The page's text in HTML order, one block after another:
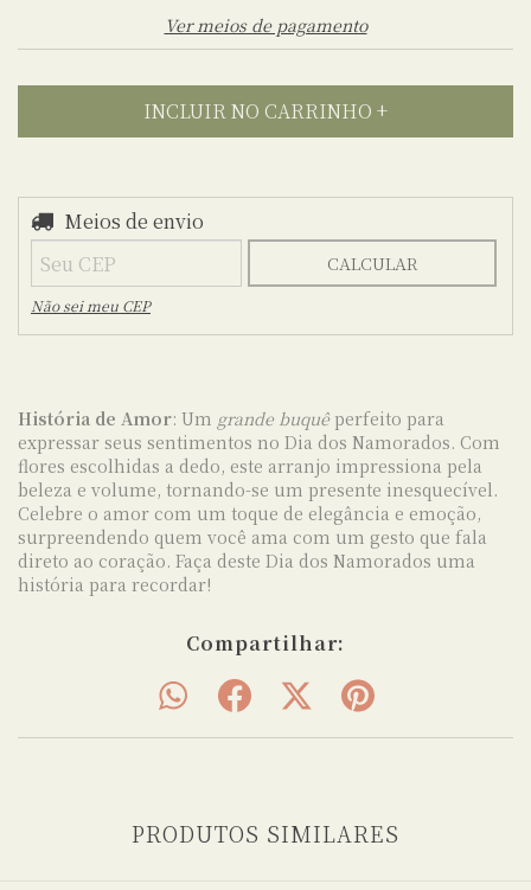
Ver meios de pagamento
Entregas para o CEP:
Meios de envio
CALCULAR
Não sei meu CEP
História de Amor: Um grande buquêperfeito para
expressar seus sentimentos no Dia dos Namorados. Com
flores escolhidas a dedo, este arranjo impressiona pela
beleza e volume, tornando-se um presente inesquecível.
Celebre o amor com um toque de elegância e emoção,
surpreendendo quem você ama com um gesto que fala
direto ao coração. Faça deste Dia dos Namorados uma
história para recordar!
Compartilhar:
PRODUTOS SIMILARES